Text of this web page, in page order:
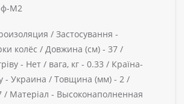
М2
/ Застосування -
колёс / Довжина (см) - 37 /
- Нет / вага, кг - 0.33 / Країна-
- Украина / Товщина (мм) - 2 /
/ Матеріал - Высоконаполненная